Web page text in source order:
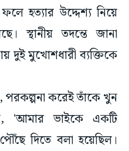
হত্যার উদ্দেশ্য নিয়ে
স্থানীয় তদন্তে জানা
দুই মুখোশধারী ব্যক্তিকে
করেই তাঁকে খুন
'আমার ভাইকে একটি
দিতে বলা হয়েছিল।